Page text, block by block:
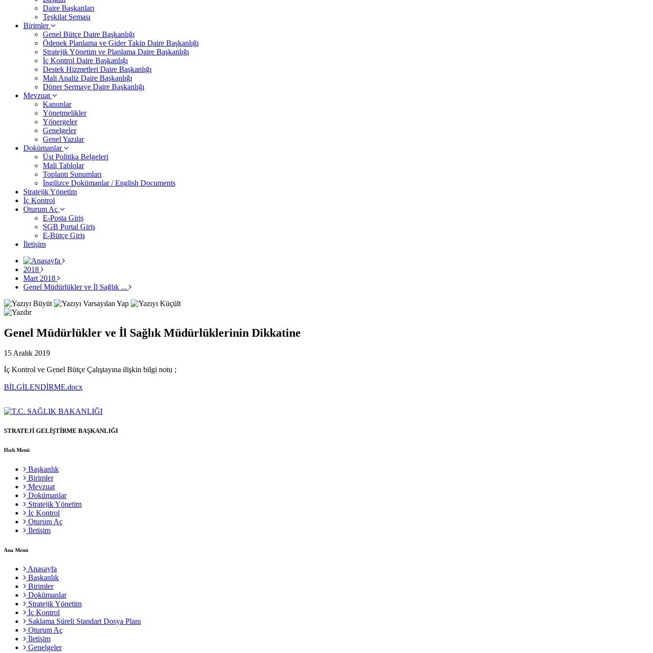
Daire Başkanları
Teşkilat Şeması
Birimler
Genel Bütçe Daire Başkanlığı
Ödenek Planlama ve Gider Takip Daire Başkanlığı
Stratejik Yönetim ve Planlama Daire Başkanlığı
İç Kontrol Daire Başkanlığı
Destek Hizmetleri Daire Başkanlığı
Mali Analiz Daire Başkanlığı
Döner Sermaye Daire Başkanlığı
Mevzuat
Kanunlar
Yönetmelikler
Yönergeler
Genelgeler
Genel Yazılar
Dokümanlar
Üst Politika Belgeleri
Mali Tablolar
Toplantı Sunumları
İngilizce Dokümanlar / English Documents
Stratejik Yönetim
İç Kontrol
Oturum Aç
E-Posta Giriş
SGB Portal Giriş
E-Bütçe Giriş
İletişim
2018
Mart 2018
Genel Müdürlükler ve İl Sağlık ...
Genel Müdürlükler ve İl Sağlık Müdürlüklerinin Dikkatine
15 Aralık 2019
İç Kontrol ve Genel Bütçe Çalıştayına ilişkin bilgi notu ;
BİLGİLENDİRME.docx
STRATEJİ GELİŞTİRME BAŞKANLIĞI
Hızlı Menü
Başkanlık
Birimler
Mevzuat
Dokümanlar
Stratejik Yönetim
İç Kontrol
Oturum Aç
İletişim
Ana Menü
Anasayfa
Başkanlık
Birimler
Dokümanlar
Stratejik Yönetim
İç Kontrol
Saklama Süreli Standart Dosya Planı
Oturum Aç
İletişim
Genelgeler